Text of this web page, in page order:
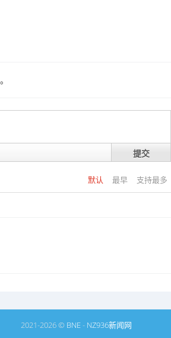
提交
默认 最早 支持最多
2021-2026 © BNE- NZ936新闻网